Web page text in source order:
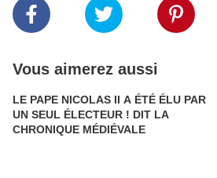
Vous aimerez aussi
LE PAPE NICOLAS II A ÉTÉ ÉLU PAR
UN SEUL ÉLECTEUR ! DIT LA
CHRONIQUE MÉDIÉVALE